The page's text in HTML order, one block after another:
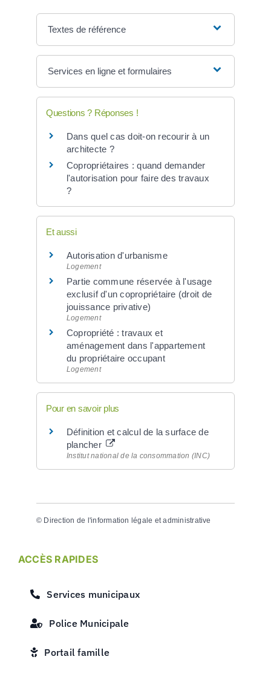
Textes de référence
Services en ligne et formulaires
Questions ? Réponses !
Dans quel cas doit-on recourir à un
architecte ?
Copropriétaires : quand demander
l'autorisation pour faire des travaux
?
Et aussi
Autorisation d'urbanisme
Logement
Partie commune réservée à l'usage
exclusif d'un copropriétaire (droit de
jouissance privative)
Logement
Copropriété : travaux et
aménagement dans l'appartement
du propriétaire occupant
Logement
Pour en savoir plus
Définition et calcul de la surface de
plancher
Institut national de la consommation (INC)
© Direction de l'information légale et administrative
ACCÈS RAPIDES
Services municipaux
Police Municipale
Portail famille